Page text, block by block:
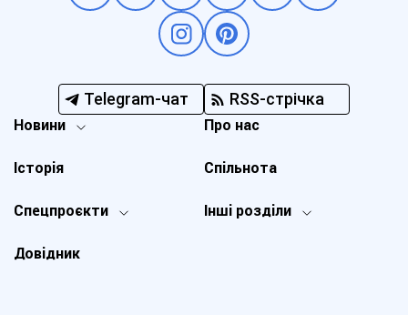
Telegram-чат RSS-стрічка
Новини
Спецпроєкти Інші розділи
Історія
Про нас
Довідник
Спільнота